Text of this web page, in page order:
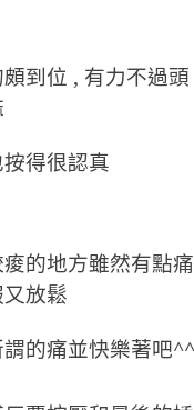
到位 , 有力不過
得很認真
的地方雖然有點
放鬆
的痛並快樂著吧^^